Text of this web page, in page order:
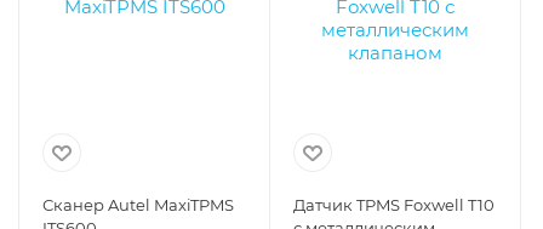
Сканер Autel MaxiTPMS
Датчик TPMS Foxwell T10